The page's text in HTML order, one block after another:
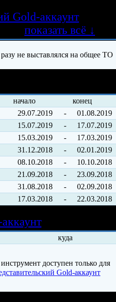
показать всё ↓
не выставлялся на общее ТО
начало
конец
29.07.2019 -
01.08.2019
15.07.2019 -
17.07.2019
15.03.2019 -
17.03.2019
31.12.2018 -
02.01.2019
08.10.2018 -
10.10.2018
21.09.2018 -
23.09.2018
31.08.2018 -
02.09.2018
17.03.2018 - 22.03.2018
Условия
куда
доступен только для